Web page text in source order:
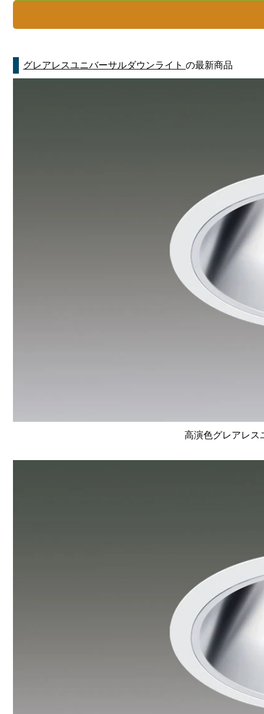
グレアレスユニバーサルダウンライトの最新商品
高演色グレアレス